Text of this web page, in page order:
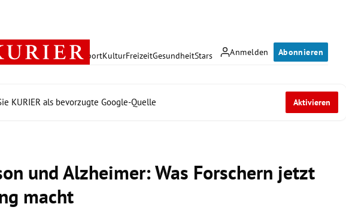
Anmelden Abonnieren
PolitikWirtschaft SportKulturFreizeitGesundheitStars
KURIER als bevorzugte Google-Quelle Aktivieren
und Alzheimer: Was Forschern jetzt
macht